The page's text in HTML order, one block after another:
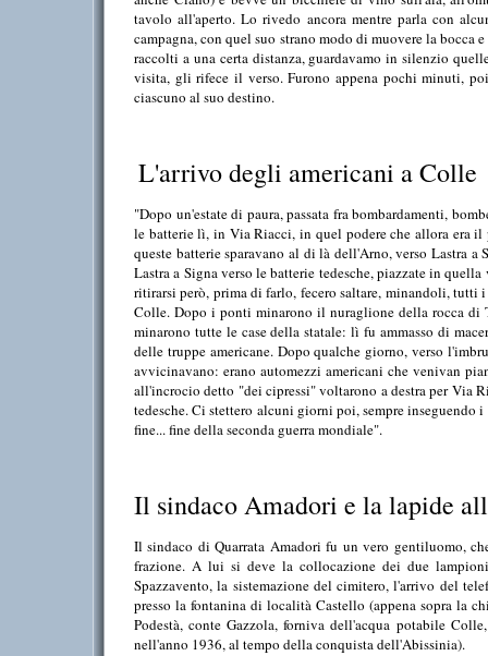
tavolo all'aperto. Lo rivedo ancora mentre parla con
campagna, con quel suo strano modo di muovere la
raccolti a una certa distanza, guardavamo in silenzio
visita, gli rifece il verso. Furono appena pochi minuti,
ciascuno al suo destino.
L'arrivo degli americani a Colle
"Dopo un'estate di paura, passata fra bombardamenti,
le batterie lì, in Via Riacci, in quel podere che allora era
queste batterie sparavano al di là dell'Arno, verso Lastra
Lastra a Signa verso le batterie tedesche, piazzate in
ritirarsi però, prima di farlo, fecero saltare, minandoli,
Colle. Dopo i ponti minarono il nuraglione della rocca di
minarono tutte le case della statale: lì fu ammasso di
delle truppe americane. Dopo qualche giorno, verso
avvicinavano: erano automezzi americani che venivan
all'incrocio detto "dei cipressi" voltarono a destra per Via
tedesche. Ci stettero alcuni giorni poi, sempre
fine... fine della seconda guerra mondiale".
Il sindaco Amadori e la lapide
Il sindaco di Quarrata Amadori fu un vero gentiluomo,
frazione. A lui si deve la collocazione dei due
Spazzavento, la sistemazione del cimitero, l'arrivo del
presso la fontanina di località Castello (appena sopra la
Podestà, conte Gazzola, forniva dell'acqua potabile
nell'anno 1936, al tempo della conquista dell'Abissinia).